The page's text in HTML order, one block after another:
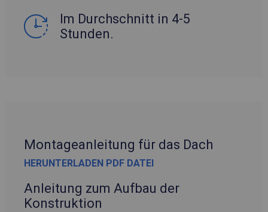
Im Durchschnitt in 4-5
Stunden.
Montageanleitung für das Dach
HERUNTERLADEN PDF DATEI
Anleitung zum Aufbau der
Konstruktion